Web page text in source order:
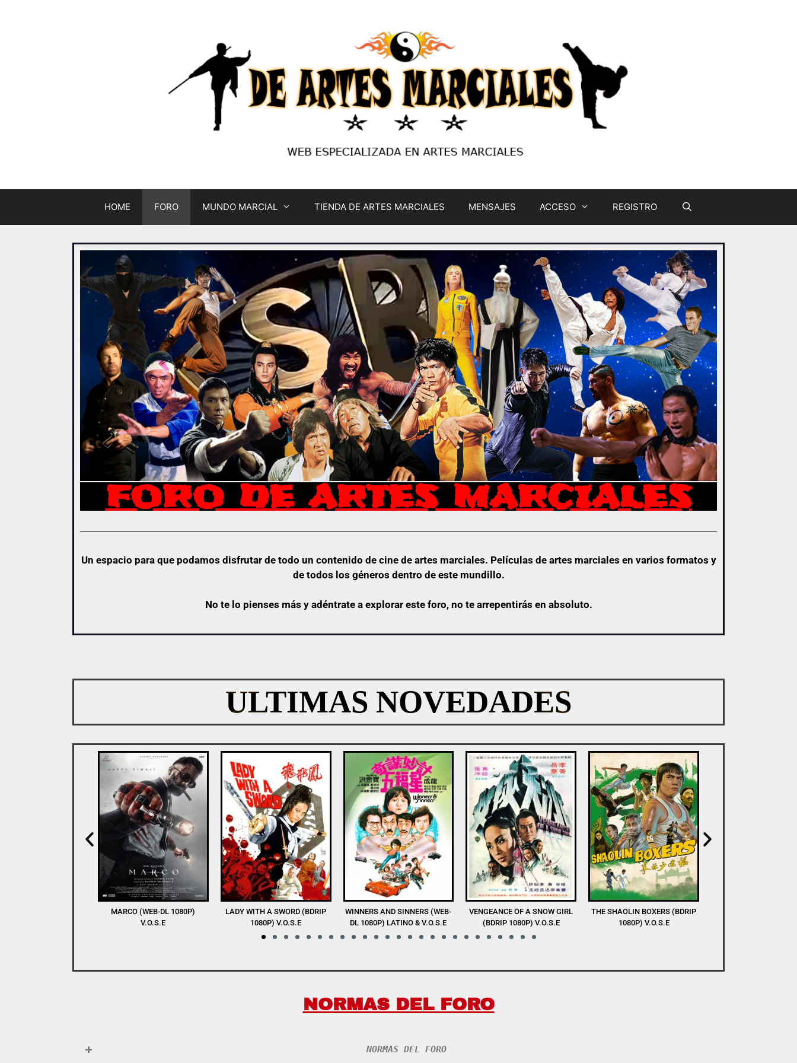
HOME FORO MUNDO MARCIAL TIENDA DE ARTES MARCIALES MENSAJES ACCESO REGISTRO
FORO DE ARTES MARCIALES
Un espacio para que podamos disfrutar de todo un contenido de cine de artes marciales. Películas de artes marciales en varios formatos y
de todos los géneros dentro de este mundillo.
No te lo pienses más y adéntrate a explorar este foro, no te arrepentirás en absoluto.
ULTIMAS NOVEDADES
LADY WITH A SWORD (BDRIP
1080P) V.O.S.E
WINNERS AND SINNERS (WEB-
DL 1080P) LATINO & V.O.S.E
VENGEANCE OF A SNOW GIRL
(BDRIP 1080P) V.O.S.E
THE SHAOLIN BOXERS (BDRIP
1080P) V.O.S.E
DEVA (WEB-DL 1080P) V.O.S.E
NORMAS DEL FORO
NORMAS DEL FORO